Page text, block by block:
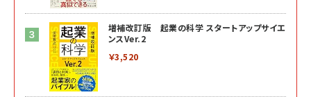
増補改訂版 起業の科学 スタートアップサイエ
ンスVer.2
￥3,520